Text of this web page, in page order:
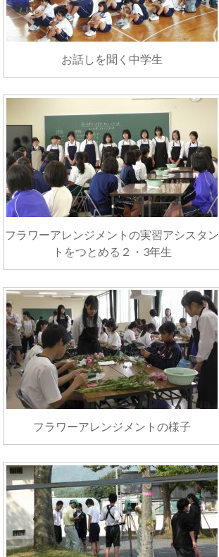
お話しを聞く中学生
フラワーアレンジメントの実習アシスタン
トをつとめる２・3年生
フラワーアレンジメントの様子